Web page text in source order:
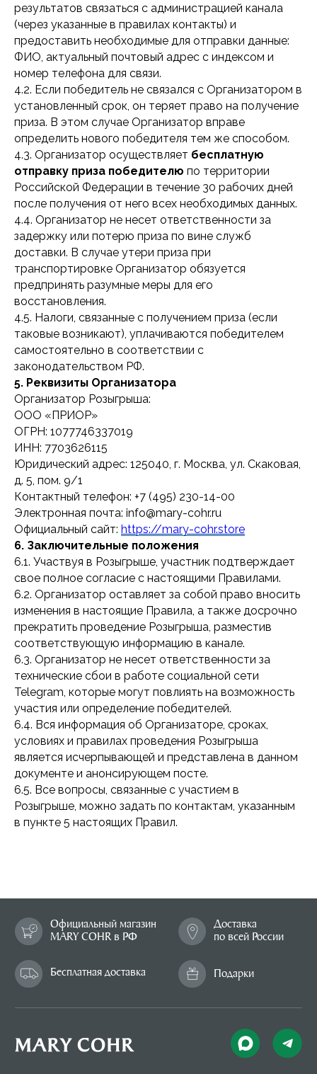
результатов связаться с администрацией канала
(через указанные в правилах контакты) и
предоставить необходимые для отправки данные:
ФИО, актуальный почтовый адрес с индексом и
номер телефона для связи.
4.2. Если победитель не связался с Организатором в
установленный срок, он теряет право на получение
приза. В этом случае Организатор вправе
определить нового победителя тем же способом.
4.3. Организатор осуществляет бесплатную
отправку приза победителю по территории
Российской Федерации в течение 30 рабочих дней
после получения от него всех необходимых данных.
4.4. Организатор не несет ответственности за
задержку или потерю приза по вине служб
доставки. В случае утери приза при
транспортировке Организатор обязуется
предпринять разумные меры для его
восстановления.
4.5. Налоги, связанные с получением приза (если
таковые возникают), уплачиваются победителем
самостоятельно в соответствии с
законодательством РФ.
5. Реквизиты Организатора
Организатор Розыгрыша:
ООО «ПРИОР»
ОГРН: 1077746337019
ИНН: 7703626115
Юридический адрес: 125040, г. Москва, ул. Скаковая,
д. 5, пом. 9/1
Контактный телефон: +7 (495) 230-14-00
Электронная почта: info@mary-cohr.ru
Официальный сайт: https://mary-cohr.store
6. Заключительные положения
6.1. Участвуя в Розыгрыше, участник подтверждает
свое полное согласие с настоящими Правилами.
6.2. Организатор оставляет за собой право вносить
изменения в настоящие Правила, а также досрочно
прекратить проведение Розыгрыша, разместив
соответствующую информацию в канале.
6.3. Организатор не несет ответственности за
технические сбои в работе социальной сети
Telegram, которые могут повлиять на возможность
участия или определение победителей.
6.4. Вся информация об Организаторе, сроках,
условиях и правилах проведения Розыгрыша
является исчерпывающей и представлена в данном
документе и анонсирующем посте.
6.5. Все вопросы, связанные с участием в
Розыгрыше, можно задать по контактам, указанным
в пункте 5 настоящих Правил.
Официальный магазин
MARY COHR в РФ
Бесплатная доставка Подарки
Новинки
Солнцезащитная линия Мужская линия
Отзывы
Сертификат
Доставка и оплата
Профессиональные программы ухода
КАТАЛОГ
О БРЕНДЕ
FAQ
Эксклюзивный дистрибьютор
MARY COHR в России — группа компаний
«СЕЛДИС»:
г. Москва, улица Скаковая, д.5, пом. 9/1
(м. Белорусская)
+7 995 799-14-40 info@mary-cohr.store
КОНТАКТЫ
Перейти на сайт для салонов и клиник
Новости